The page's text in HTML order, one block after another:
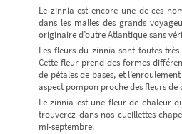
Le zinnia est encore une de ces
dans les malles des grands
originaire d’outre Atlantique sans
Les fleurs du zinnia sont toutes
Cette fleur prend des formes
de pétales de bases, et
aspect pompon proche des fleurs de
Le zinnia est une fleur de chaleur
trouverez dans nos cueillettes
mi-septembre.